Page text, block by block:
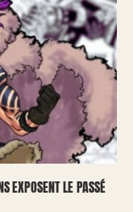
EXPOSENT LE PASSÉ